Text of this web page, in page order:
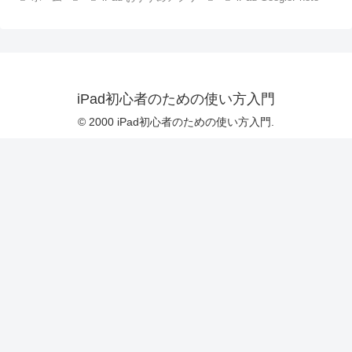
iPad初心者のための使い方入門
© 2000 iPad初心者のための使い方入門.